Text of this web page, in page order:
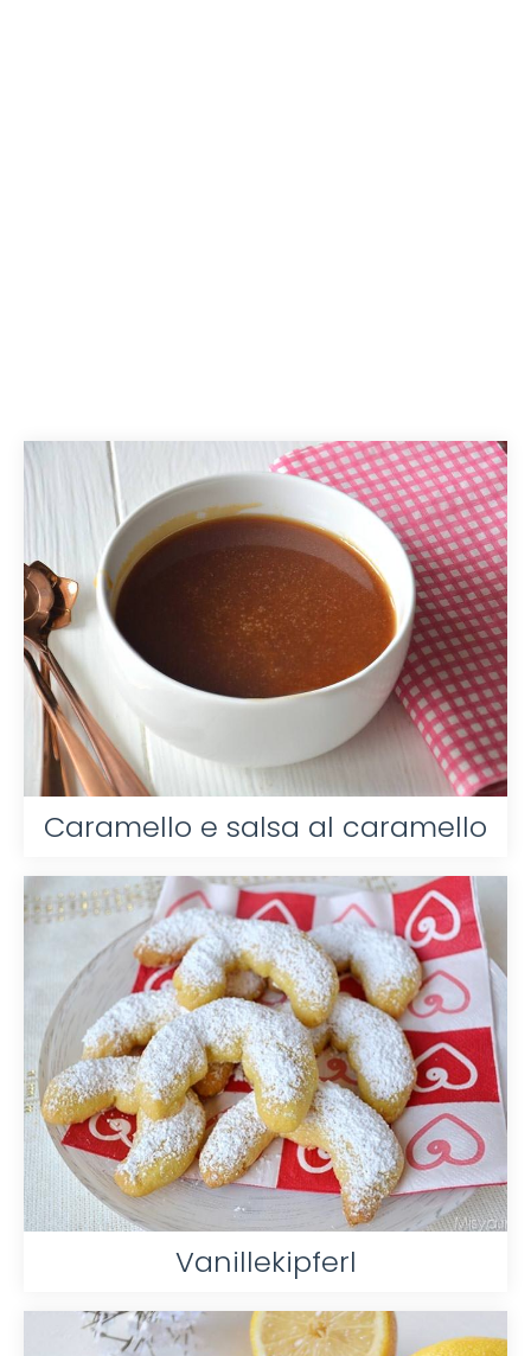
Caramello e salsa al caramello
Vanillekipferl